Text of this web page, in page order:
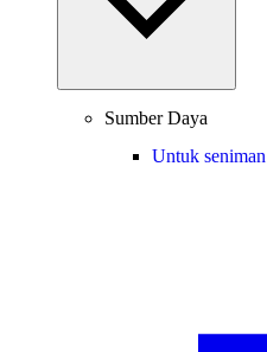
Sumber Daya
Untuk seniman